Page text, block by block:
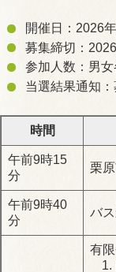
開催日：2026
募集締切：
参加人数：男女
当選結果通知
時間
午前9時15
分
栗
午前9時40
分
バ
有